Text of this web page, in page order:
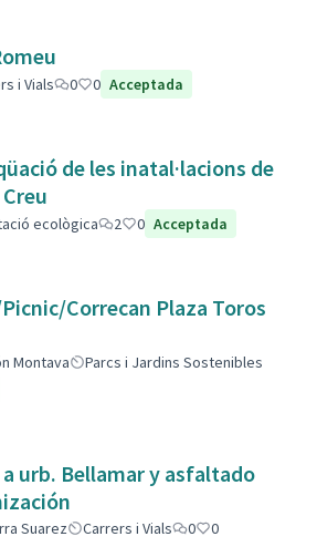
i Vials 0 0 Acceptada
de les inatal·lacions de
ecològica 2 0 Acceptada
Correcan Plaza Toros
Montava
Parcs i Jardins Sostenibles
urb. Bellamar y asfaltado
Suarez Carrers i Vials 0
0